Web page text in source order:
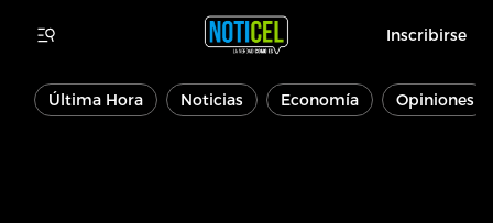
Inscribirse
Última Hora Noticias Economía Opiniones